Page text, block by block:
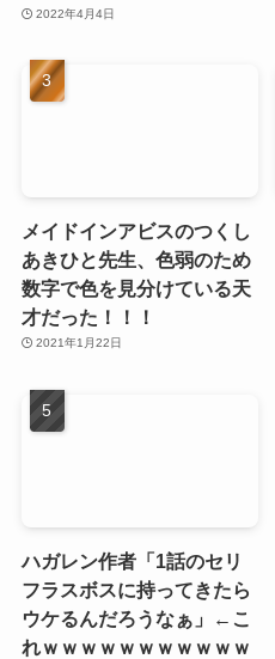
2022年4月4日
メイドインアビスのつくし
あきひと先生、色弱のため
数字で色を見分けている天
才だった！！！
2021年1月22日
ハガレン作者「1話のセリ
フラスボスに持ってきたら
ウケるんだろうなぁ」←こ
れｗｗｗｗｗｗｗｗｗｗｗ